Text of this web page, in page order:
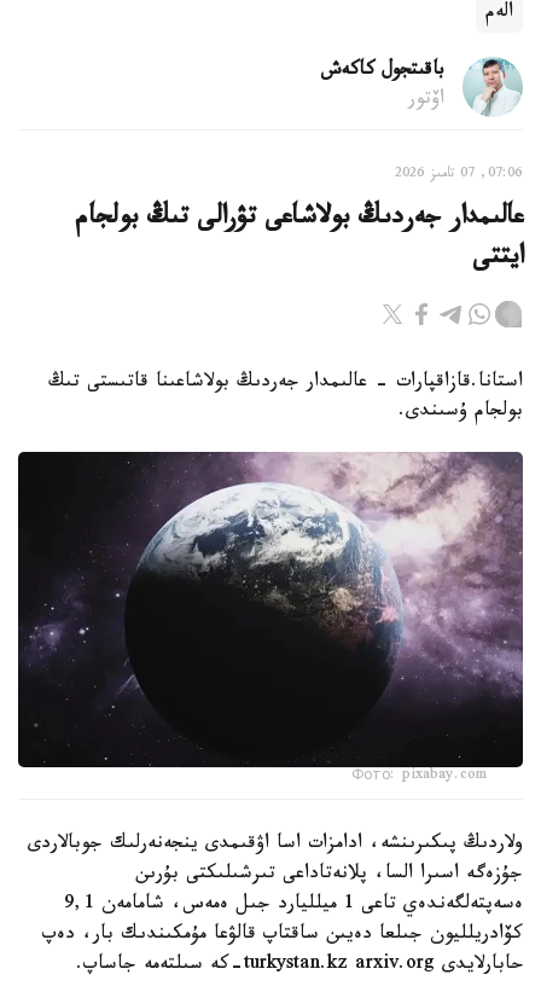
الەم
باقىتجول كاكەش
اۆتور
07:06, 07 تامىز 2026
عالىمدار جەردىڭ بولاشاعى تۋرالى تىڭ بولجام
ايتتى
استانا.قازاقپارات - عالىمدار جەردىڭ بولاشاعىنا قاتىستى تىڭ
بولجام ۇسىندى.
Фото: pixabay.com
ولاردىڭ پىكىرىنشە، ادامزات اسا اۋقىمدى ينجەنەرلىك جوبالاردى
جۇزەگە اسىرا السا، پلانەتاداعى تىرشىلىكتى بۇرىن
ەسەپتەلگەندەي تاعى 1 ميلليارد جىل ەمەس، شامامەن 9,1
كۆادريلليون جىلعا دەيىن ساقتاپ قالۋعا مۇمكىندىك بار، دەپ
حابارلايدى turkystan.kz arxiv.org-كە سىلتەمە جاساپ.